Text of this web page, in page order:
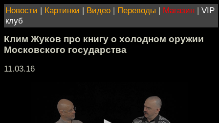
Новости | Картинки | Видео | Переводы | Магазин | VIP
клуб
Клим Жуков про книгу о холодном оружии
Московского государства
11.03.16